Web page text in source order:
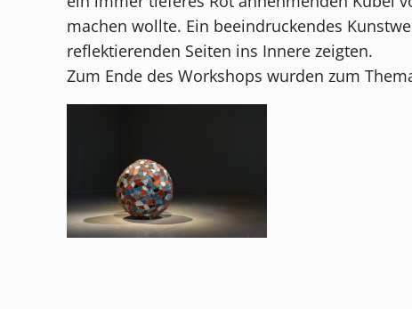
machen wollte. Ein beeindruckendes
reflektierenden Seiten ins Innere zeigten.
Zum Ende des Workshops wurden zum